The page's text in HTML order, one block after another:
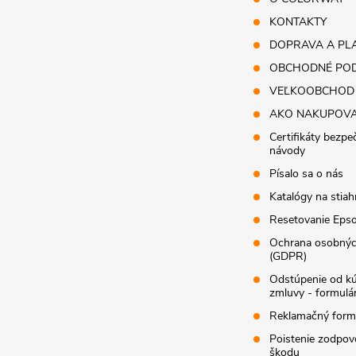
KONTAKTY
DOPRAVA A
OBCHODNÉ
VEĽKOOBCHOD
AKO
Certifikáty
návody
Písalo sa o nás
Katalógy na
Resetovanie
Ochrana
(GDPR)
Odstúpenie od
zmluvy -
Reklamačný
Poistenie
škodu